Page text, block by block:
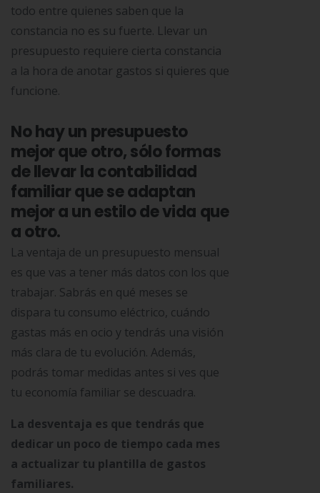
todo entre quienes saben que la
constancia no es su fuerte. Llevar un
presupuesto requiere cierta constancia
a la hora de anotar gastos si quieres que
funcione.
No hay un presupuesto
mejor que otro, sólo formas
de llevar la contabilidad
familiar que se adaptan
mejor a un estilo de vida que
a otro.
La ventaja de un presupuesto mensual
es que vas a tener más datos con los que
trabajar. Sabrás en qué meses se
dispara tu consumo eléctrico, cuándo
gastas más en ocio y tendrás una visión
más clara de tu evolución. Además,
podrás tomar medidas antes si ves que
tu economía familiar se descuadra.
La desventaja es que tendrás que
dedicar un poco de tiempo cada mes
a actualizar tu plantilla de gastos
familiares.